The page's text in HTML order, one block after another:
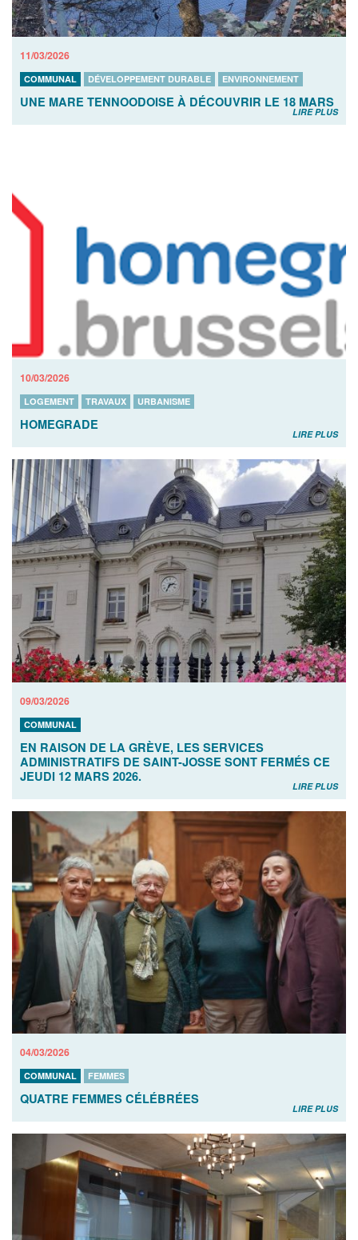
11/03/2026
COMMUNAL DÉVELOPPEMENT DURABLE ENVIRONNEMENT
UNE MARE TENNOODOISE À DÉCOUVRIR LE 18 MARS
LIRE PLUS
10/03/2026
LOGEMENT TRAVAUX URBANISME
HOMEGRADE
LIRE PLUS
09/03/2026
COMMUNAL
EN RAISON DE LA GRÈVE, LES SERVICES
ADMINISTRATIFS DE SAINT-JOSSE SONT FERMÉS CE
JEUDI 12 MARS 2026.
LIRE PLUS
04/03/2026
COMMUNAL FEMMES
QUATRE FEMMES CÉLÉBRÉES
LIRE PLUS